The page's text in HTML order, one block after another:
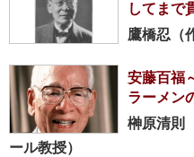
してまで
鷹橋忍（
安藤百福
ラーメン
榊原清則
ール教授）